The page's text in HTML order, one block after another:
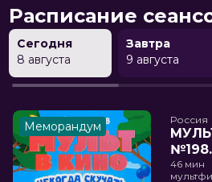
Расписание
Сегодня
8 августа
Завтра
9 августа
Меморандум Россия
46 мин